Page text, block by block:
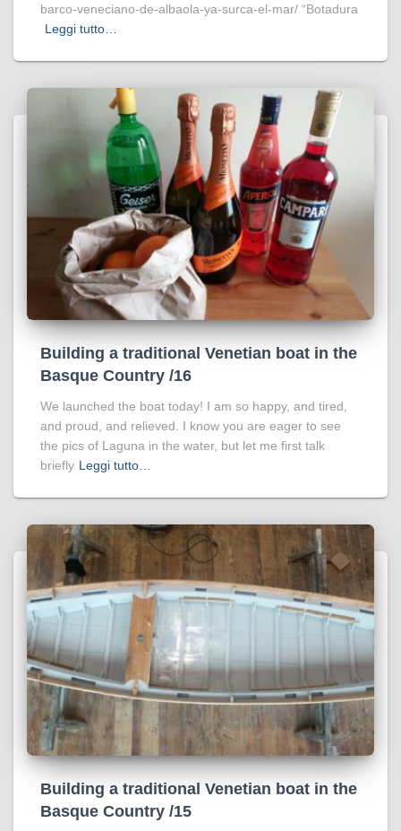
barco-veneciano-de-albaola-ya-surca-el-mar/ “Botadura
Leggi tutto…
Building a traditional Venetian boat in the
Basque Country /16
We launched the boat today! I am so happy, and tired,
and proud, and relieved. I know you are eager to see
the pics of Laguna in the water, but let me first talk
briefly Leggi tutto…
Building a traditional Venetian boat in the
Basque Country /15